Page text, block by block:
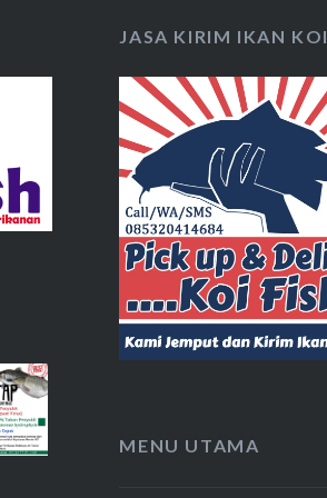
JASA KIRIM IKAN KOI
MENU UTAMA